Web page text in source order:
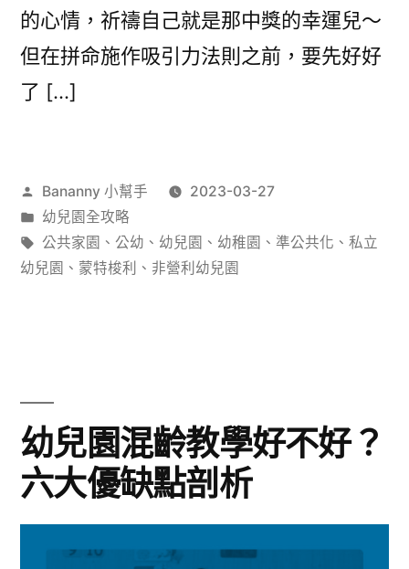
的心情，祈禱自己就是那中獎的幸運兒～
但在拼命施作吸引力法則之前，要先好好
了 […]
作
者:
Bananny 小幫手
2023-03-27
分
類:
幼兒園全攻略
標
籤:
公共家園 、 公幼 、 幼兒園 、 幼稚園 、 準公共化 、 私立
幼兒園 、 蒙特梭利 、 非營利幼兒園
幼兒園混齡教學好不好？
六大優缺點剖析